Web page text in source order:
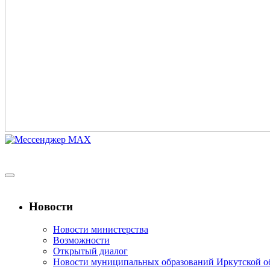
Новости
Новости министерства
Возможности
Открытый диалог
Новости муниципальных образований Иркутской